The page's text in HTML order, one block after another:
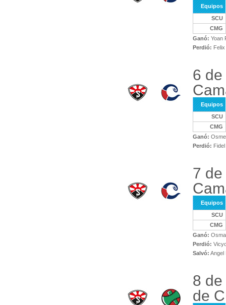
Equipos
SCU
CMG
Ganó: Yoan
Perdió:
6
Equipos
SCU
CMG
Ganó:
Perdió:
7
Equipos
SCU
CMG
Ganó:
Perdió:
Salvó: Angel
8
de